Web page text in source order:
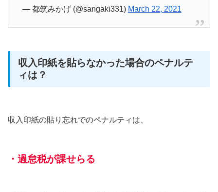
— 都筑みかげ (@sangaki331) March 22, 2021
収入印紙を貼らなかった場合のペナルテ
ィは？
収入印紙の貼り忘れでのペナルティは、
・過怠税が課せらる